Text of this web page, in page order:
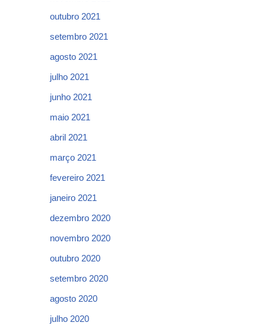
outubro 2021
setembro 2021
agosto 2021
julho 2021
junho 2021
maio 2021
abril 2021
março 2021
fevereiro 2021
janeiro 2021
dezembro 2020
novembro 2020
outubro 2020
setembro 2020
agosto 2020
julho 2020